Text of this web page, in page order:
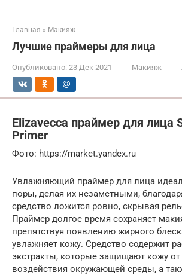
Главная » Макияж
Лучшие праймеры для лица
Опубликовано: 23 Дек 2021 Макияж
Elizavecca праймер для лица
Primer
Фото: https://market.yandex.ru
Увлажняющий праймер для лица
поры, делая их незаметными,
средство ложится ровно, скрывая
Праймер долгое время сохраняет
препятствуя появлению жирного
увлажняет кожу. Средство содержит
экстракты, которые защищают кожу от
воздействия окружающей среды, а